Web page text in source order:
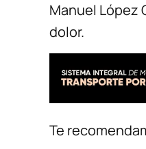
Manuel López
dolor.
Te